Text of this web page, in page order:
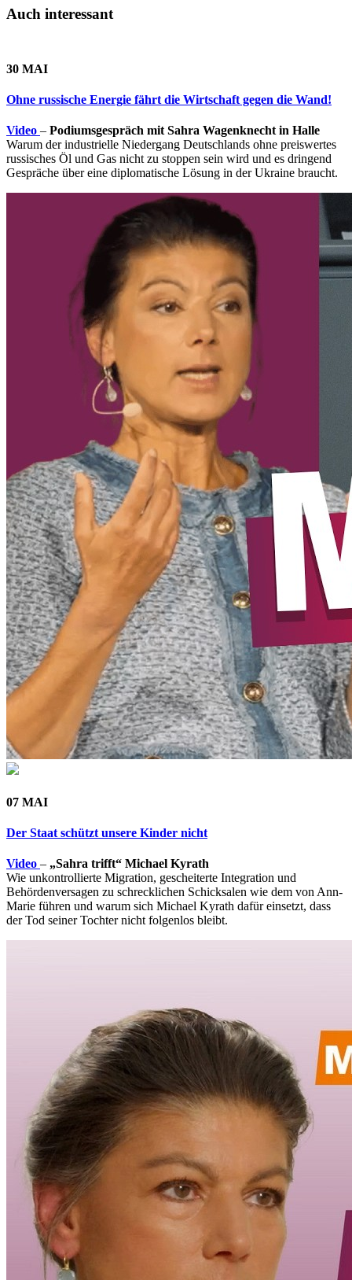
Auch interessant
30 MAI
Ohne russische Energie fährt die Wirtschaft gegen die Wand!
Video – Podiumsgespräch mit Sahra Wagenknecht in Halle
Warum der industrielle Niedergang Deutschlands ohne preiswertes
russisches Öl und Gas nicht zu stoppen sein wird und es dringend
Gespräche über eine diplomatische Lösung in der Ukraine braucht.
07 MAI
Der Staat schützt unsere Kinder nicht
Video – „Sahra trifft“ Michael Kyrath
Wie unkontrollierte Migration, gescheiterte Integration und
Behördenversagen zu schrecklichen Schicksalen wie dem von Ann-
Marie führen und warum sich Michael Kyrath dafür einsetzt, dass
der Tod seiner Tochter nicht folgenlos bleibt.